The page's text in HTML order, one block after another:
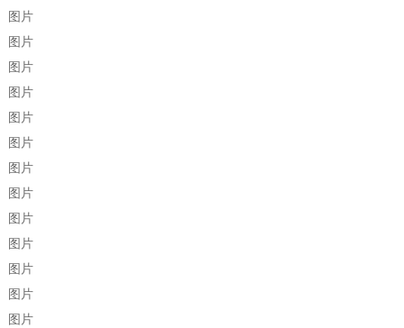
图片
图片
图片
图片
图片
图片
图片
图片
图片
图片
图片
图片
图片